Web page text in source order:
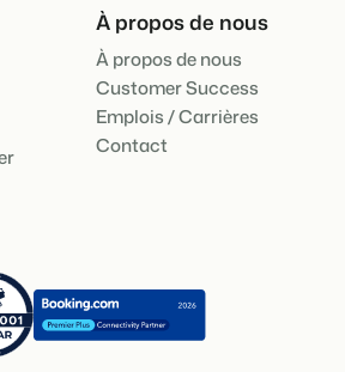
À propos de nous
À propos de nous
Customer Success
Emplois / Carrières
Contact